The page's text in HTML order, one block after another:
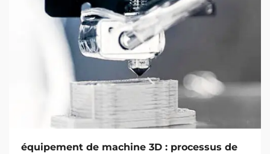
équipement de machine 3D : processus de